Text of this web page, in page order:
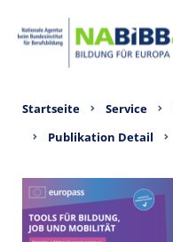
Startseite Service
Publikation Detail